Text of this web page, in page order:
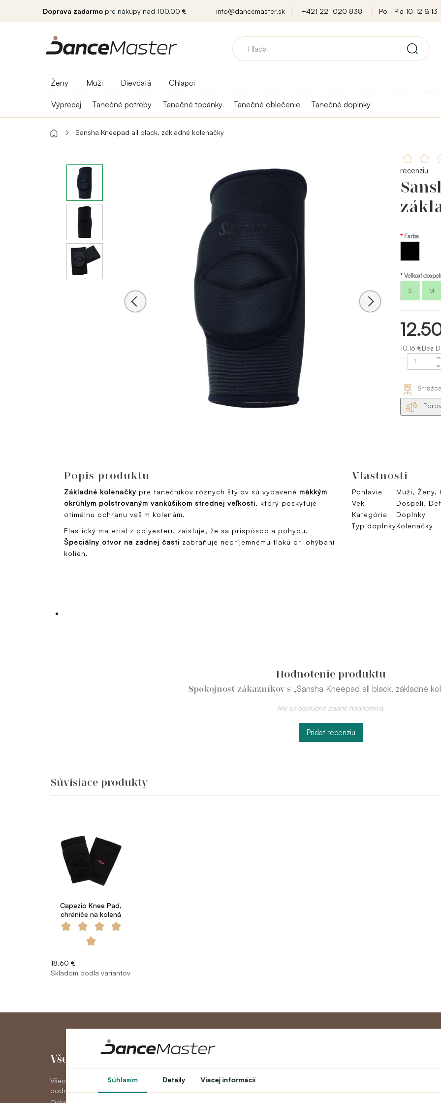
Súhlasím Detaily Viacej informácií
Doprava zadarmo pre nákupy nad 100.00 € info@dancemaster.sk +421 221 020 838 Po - Pia 10-12 & 13-
Ženy Muži Dievčatá Chlapci
Výpredaj Tanečné potreby Tanečné topánky Tanečné oblečenie Tanečné doplnky
Sansha Kneepad all black, základné kolenačky
recenziu
Farba
Veľkosť dospelí
S M
10.16 €Bez
Popis produktu
Základné kolenačky pre tanečníkov rôznych štýlov sú vybavené mäkkým
okrúhlym polstrovaným vankúšikom strednej veľkosti, ktorý poskytuje
otimálnu ochranu vašim kolenám.
Elastický materiál z polyesteru zaisťuje, že sa prispôsobia pohybu.
Špeciálny otvor na zadnej časti zabraňuje nepríjemnému tlaku pri ohýbaní
kolien.
Vlastnosti
Pohlavie
Muži, Ženy,
Vek
Dospelí,
Kategória
Doplnky
Typ doplnkyKolenačky
Hodnotenie produktu
Spokojnosť zákazníkov s „Sansha Kneepad all black, základné
Nie sú dostupné žiadne hodnotenia.
Pridať recenziu
Súvisiace produkty
Capezio Knee Pad,
chrániče na kolená
18.60 €
Skladom podľa variantov
Všetko o nákupe
Všeobecné obchodné
podmienky
Môj účet
História objednávok
Študent
Kontakt